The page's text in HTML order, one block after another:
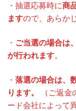
・抽選応募時に商
ますので、あらか
・ ご当選の場合は
が行われます。
・ 落選の場合は、
ります。
（ご返
ード会社によって